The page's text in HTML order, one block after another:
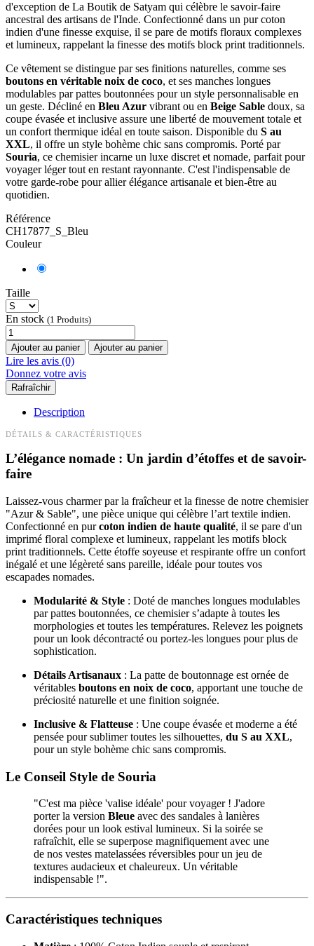
d'exception de La Boutik de Satyam qui célèbre le savoir-faire
ancestral des artisans de l'Inde. Confectionné dans un pur coton
indien d'une finesse exquise, il se pare de motifs floraux complexes
et lumineux, rappelant la finesse des motifs block print traditionnels.
Ce vêtement se distingue par ses finitions naturelles, comme ses
boutons en véritable noix de coco, et ses manches longues
modulables par pattes boutonnées pour un style personnalisable en
un geste. Décliné en Bleu Azur vibrant ou en Beige Sable doux, sa
coupe évasée et inclusive assure une liberté de mouvement totale et
un confort thermique idéal en toute saison. Disponible du S au
XXL, il offre un style bohème chic sans compromis. Porté par
Souria, ce chemisier incarne un luxe discret et nomade, parfait pour
voyager léger tout en restant rayonnante. C'est l'indispensable de
votre garde-robe pour allier élégance artisanale et bien-être au
quotidien.
Référence
CH17877_S_Bleu
Couleur
Taille
En stock (1 Produits)
Ajouter au panier Ajouter au panier
Lire les avis (0)
Donnez votre avis
Description
DÉTAILS & CARACTÉRISTIQUES
L’élégance nomade : Un jardin d’étoffes et de savoir-
faire
Laissez-vous charmer par la fraîcheur et la finesse de notre chemisier
"Azur & Sable", une pièce unique qui célèbre l’art textile indien.
Confectionné en purcoton indien de haute qualité, il se pare d'un
imprimé floral complexe et lumineux, rappelant les motifs block
print traditionnels. Cette étoffe soyeuse et respirante offre un confort
inégalé et une légèreté sans pareille, idéale pour toutes vos
escapades nomades.
Modularité & Style : Doté de manches longues modulables
par pattes boutonnées, ce chemisier s’adapte à toutes les
morphologies et toutes les températures. Relevez les poignets
pour un look décontracté ou portez-les longues pour plus de
sophistication.
Détails Artisanaux : La patte de boutonnage est ornée de
véritables boutons en noix de coco, apportant une touche de
préciosité naturelle et une finition soignée.
Inclusive & Flatteuse : Une coupe évasée et moderne a été
pensée pour sublimer toutes les silhouettes, du S au XXL,
pour un style bohème chic sans compromis.
Le Conseil Style de Souria
"C'est ma pièce 'valise idéale' pour voyager ! J'adore
porter la version Bleue avec des sandales à lanières
dorées pour un look estival lumineux. Si la soirée se
rafraîchit, elle se superpose magnifiquement avec une
de nos vestes matelassées réversibles pour un jeu de
textures audacieux et chaleureux. Un véritable
indispensable !".
Caractéristiques techniques